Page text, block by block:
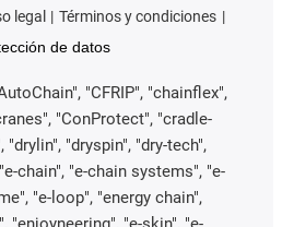
legal
Términos y condiciones
de datos
"CFRIP", "chainflex",
"ConProtect", "cradle-
"drylin", "dryspin", "dry-tech",
chain", "e-chain systems", "e-
"e-loop", "energy chain",